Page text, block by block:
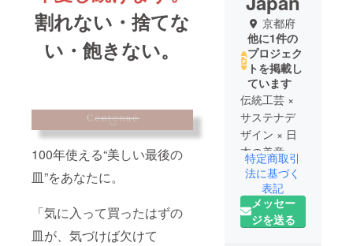
割れない・捨てな
い・飽きない。
100年使える“美しい最後の
皿”をあなたに。
「気に入って買ったはずの
皿が、気づけば欠けて
京都府
他に1件の
プロジェク
トを掲載し
ています
伝統工芸 ×
サステナデ
ザイン × 日
本の美意識
を掛け合わ
せた、
クラフトブ
ランド・プ
特定商取引
法に基づく
表記
メッセー
ジを送る